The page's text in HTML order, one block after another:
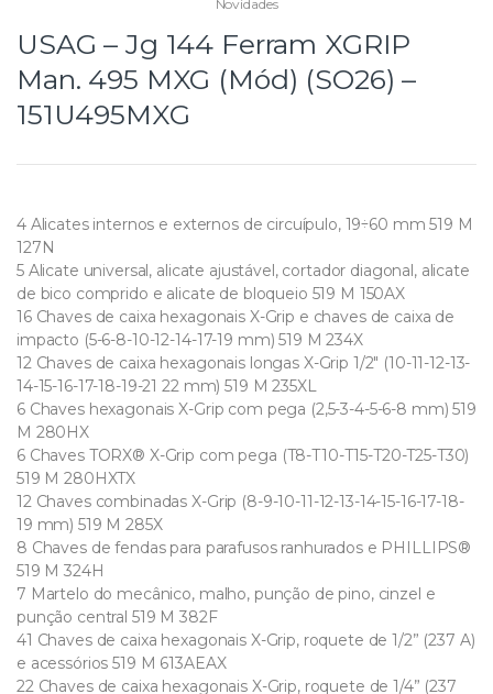
Novidades
USAG – Jg 144 Ferram XGRIP
Man. 495 MXG (Mód) (SO26) –
151U495MXG
4 Alicates internos e externos de circuípulo, 19÷60 mm 519 M
127N
5 Alicate universal, alicate ajustável, cortador diagonal, alicate
de bico comprido e alicate de bloqueio 519 M 150AX
16 Chaves de caixa hexagonais X-Grip e chaves de caixa de
impacto (5-6-8-10-12-14-17-19 mm) 519 M 234X
12 Chaves de caixa hexagonais longas X-Grip 1/2″ (10-11-12-13-
14-15-16-17-18-19-21 22 mm) 519 M 235XL
6 Chaves hexagonais X-Grip com pega (2,5-3-4-5-6-8 mm) 519
M 280HX
6 Chaves TORX® X-Grip com pega (T8-T10-T15-T20-T25-T30)
519 M 280HXTX
12 Chaves combinadas X-Grip (8-9-10-11-12-13-14-15-16-17-18-
19 mm) 519 M 285X
8 Chaves de fendas para parafusos ranhurados e PHILLIPS®
519 M 324H
7 Martelo do mecânico, malho, punção de pino, cinzel e
punção central 519 M 382F
41 Chaves de caixa hexagonais X-Grip, roquete de 1/2” (237 A)
e acessórios 519 M 613AEAX
22 Chaves de caixa hexagonais X-Grip, roquete de 1/4” (237